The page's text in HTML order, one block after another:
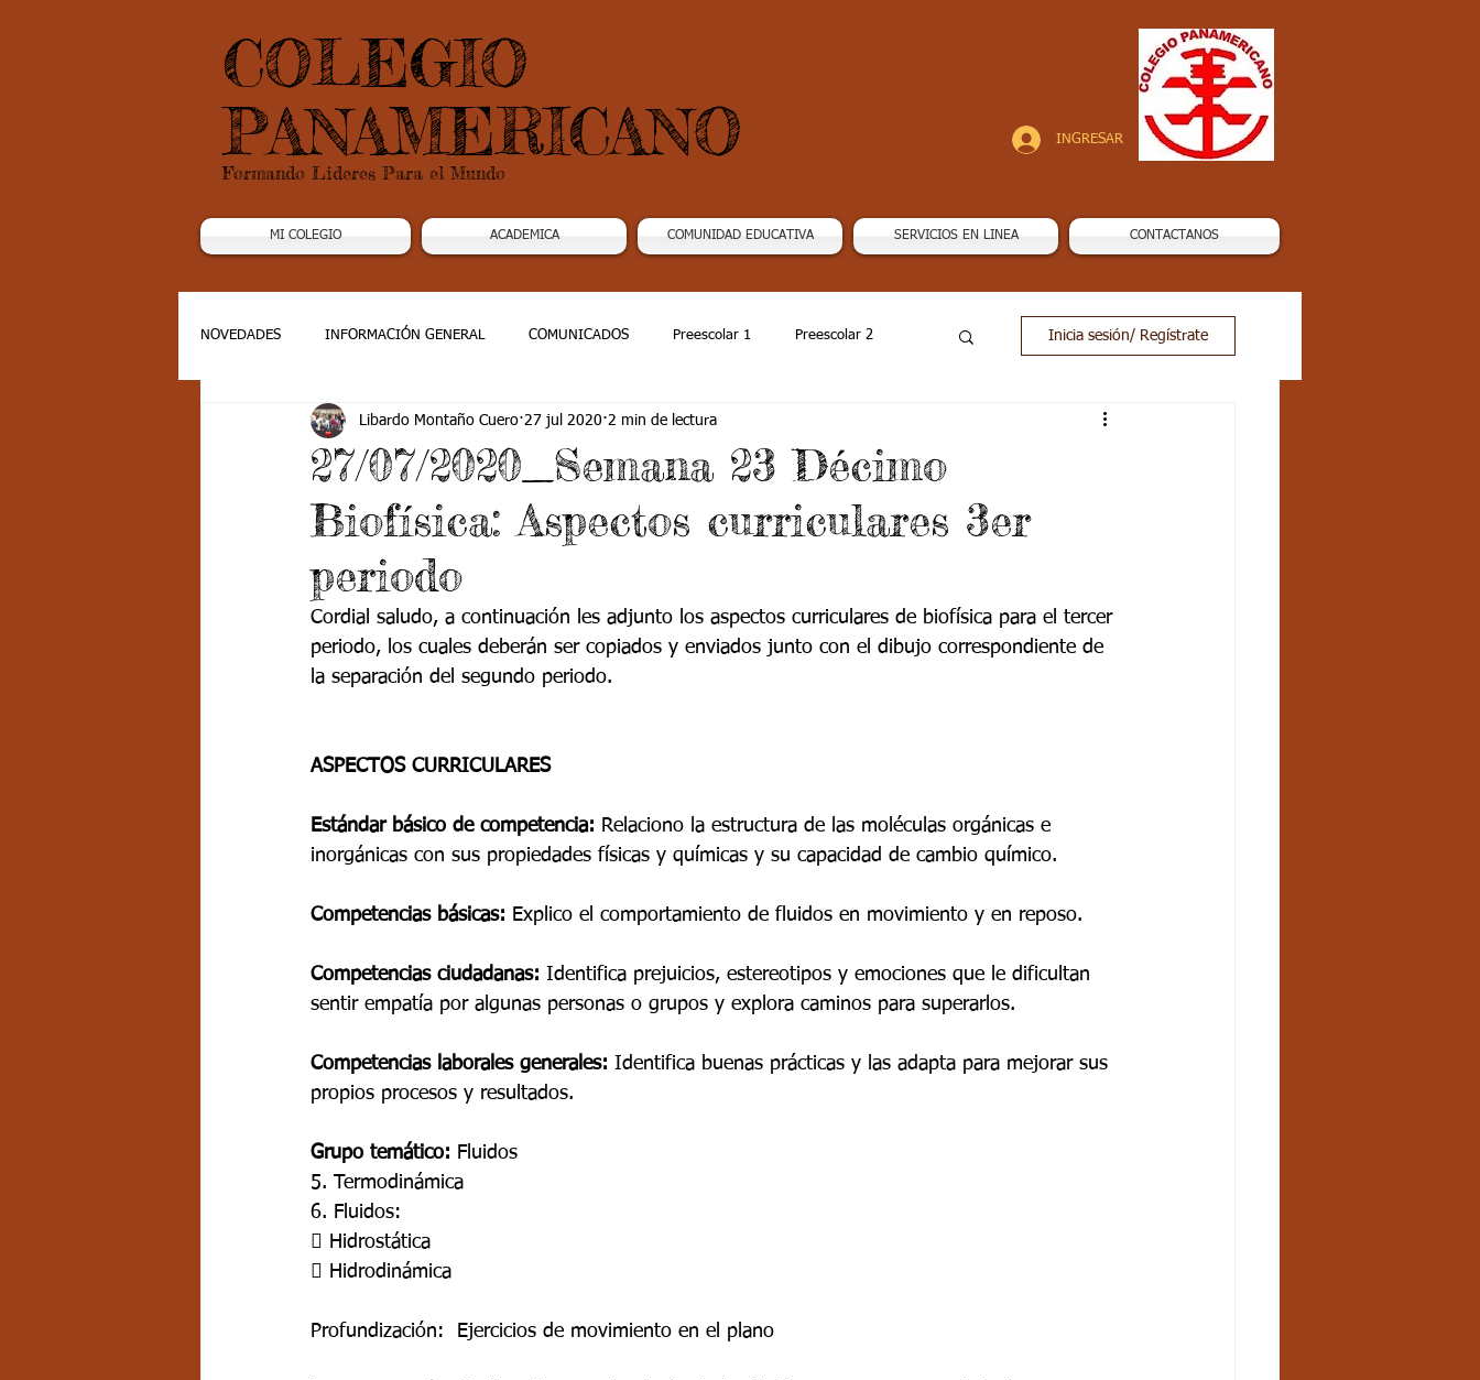
COLEGIO
PANAMERICANO
Formando Lideres Para el Mundo
INGRESAR
MI COLEGIO ACADEMICA COMUNIDAD EDUCATIVA SERVICIOS EN LINEA CONTACTANOS
NOVEDADES INFORMACIÓN GENERAL COMUNICADOS Preescolar 1 Preescolar 2
Grado 2 Grado 3 Grado 4 Grado 5
Grado 8 Grado 9 Grado 10 Grado 11
PSICOLOGÍA INSTITUCIONAL
FORMACIÓN POR CICLOS
Inicia sesión/ Regístrate
27/07/2020_Semana 23 Décimo
Biofísica: Aspectos curriculares 3er
periodo
Libardo Montaño Cuero 27 jul 2020 2 min de lectura
Cordial saludo, a continuación les adjunto los aspectos curriculares de biofísica para el tercer
periodo, los cuales deberán ser copiados y enviados junto con el dibujo correspondiente de
la separación del segundo periodo.
ASPECTOS CURRICULARES
Estándar básico de competencia: Relaciono la estructura de las moléculas orgánicas e
inorgánicas con sus propiedades físicas y químicas y su capacidad de cambio químico.
Competencias básicas: Explico el comportamiento de fluidos en movimiento y en reposo.
Competencias ciudadanas: Identifica prejuicios, estereotipos y emociones que le dificultan
sentir empatía por algunas personas o grupos y explora caminos para superarlos.
Competencias laborales generales: Identifica buenas prácticas y las adapta para mejorar sus
propios procesos y resultados.
Grupo temático: Fluidos
5. Termodinámica
6. Fluidos:
 Hidrostática
 Hidrodinámica
Profundización:  Ejercicios de movimiento en el plano